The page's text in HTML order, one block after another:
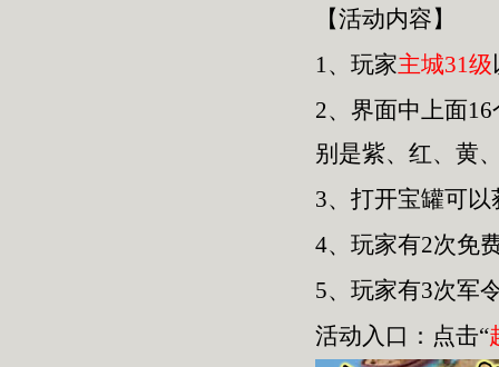
【活动内容】
1、玩家主城31级
2、界面中上面
别是紫、红、黄
3、打开宝罐可
4、玩家有2次免
5、玩家有3次军
活动入口：点击“